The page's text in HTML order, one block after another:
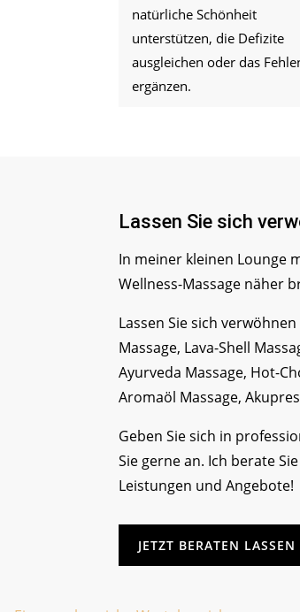
natürliche Schönheit
unterstützen, die Defizite
ausgleichen oder das
ergänzen.
Lassen Sie sich
In meiner kleinen Lounge
Wellness-Massage näher
Lassen Sie sich
Massage, Lava-Shell
Ayurveda Massage, Hot-
Aromaöl Massage,
Geben Sie sich in
Sie gerne an. Ich berate
Leistungen und Angebote!
JETZT BERATEN LASSEN